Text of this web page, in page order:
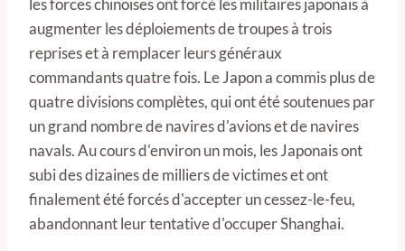
les forces chinoises ont forcé les militaires japonais à
augmenter les déploiements de troupes à trois
reprises et à remplacer leurs généraux
commandants quatre fois. Le Japon a commis plus de
quatre divisions complètes, qui ont été soutenues par
un grand nombre de navires d'avions et de navires
navals. Au cours d'environ un mois, les Japonais ont
subi des dizaines de milliers de victimes et ont
finalement été forcés d'accepter un cessez-le-feu,
abandonnant leur tentative d'occuper Shanghai.